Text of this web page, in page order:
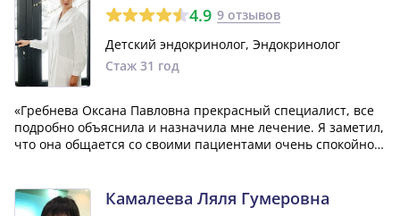
4.9 9 отзывов
Детский эндокринолог, Эндокринолог
Стаж 31 год
«Гребнева Оксана Павловна прекрасный специалист, все
подробно объяснила и назначила мне лечение. Я заметил,
что она общается со своими пациентами очень спокойно и
Камалеева Ляля Гумеровна